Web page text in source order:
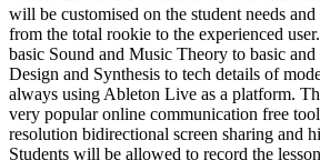
will be customised on the student needs
from the total rookie to the experienced
basic Sound and Music Theory to basic and
Design and Synthesis to tech details of
always using Ableton Live as a platform.
very popular online communication free
resolution bidirectional screen sharing and
Students will be allowed to record the